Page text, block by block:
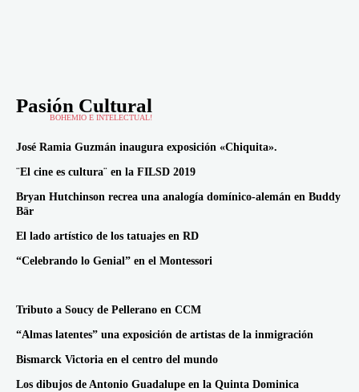
Pasión Cultural
BOHEMIO E INTELECTUAL!
José Ramia Guzmán inaugura exposición «Chiquita».
¨El cine es cultura¨ en la FILSD 2019
Bryan Hutchinson recrea una analogía domínico-alemán en Buddy
Bär
El lado artístico de los tatuajes en RD
“Celebrando lo Genial” en el Montessori
Tributo a Soucy de Pellerano en CCM
“Almas latentes” una exposición de artistas de la inmigración
Bismarck Victoria en el centro del mundo
Los dibujos de Antonio Guadalupe en la Quinta Dominica